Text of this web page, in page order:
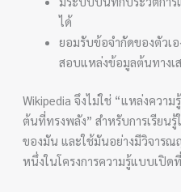
ได้
ยอมรับข้อจำกัดของตัวเ
สอบแหล่งข้อมูลต้นทางเ
Wikipedia จึงไม่ใช่ “แหล่งควา
ต้นที่ทรงพลัง” สำหรับการเรียนรู้
ของมัน และใช้มันอย่างมีวิจาร
หนึ่งในโครงการความรู้แบบเปิ